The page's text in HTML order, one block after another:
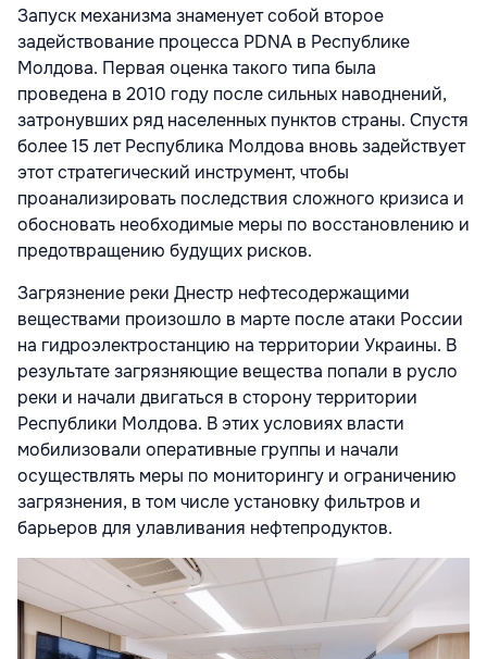
Запуск механизма знаменует собой второе
задействование процесса PDNA в Республике
Молдова. Первая оценка такого типа была
проведена в 2010 году после сильных наводнений,
затронувших ряд населенных пунктов страны. Спустя
более 15 лет Республика Молдова вновь задействует
этот стратегический инструмент, чтобы
проанализировать последствия сложного кризиса и
обосновать необходимые меры по восстановлению и
предотвращению будущих рисков.
Загрязнение реки Днестр нефтесодержащими
веществами произошло в марте после атаки России
на гидроэлектростанцию на территории Украины. В
результате загрязняющие вещества попали в русло
реки и начали двигаться в сторону территории
Республики Молдова. В этих условиях власти
мобилизовали оперативные группы и начали
осуществлять меры по мониторингу и ограничению
загрязнения, в том числе установку фильтров и
барьеров для улавливания нефтепродуктов.